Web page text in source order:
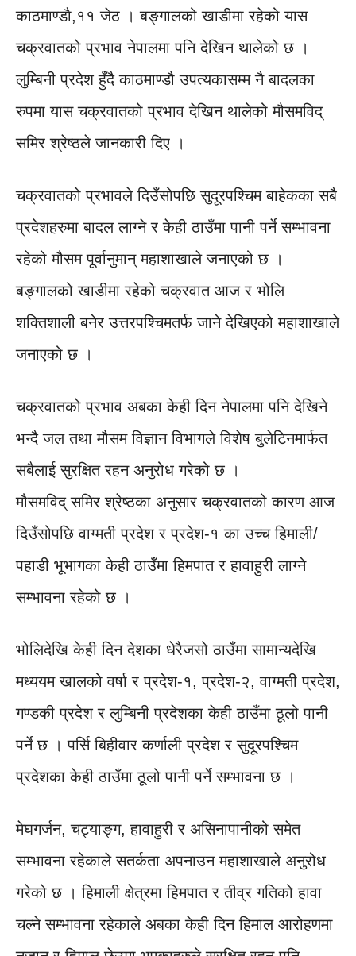
काठमाण्डाै,११ जेठ । बङ्गालको खाडीमा रहेको यास
चक्रवातको प्रभाव नेपालमा पनि देखिन थालेको छ ।
लुम्बिनी प्रदेश हुँदै काठमाण्डौ उपत्यकासम्म नै बादलका
रुपमा यास चक्रवातको प्रभाव देखिन थालेको मौसमविद्
समिर श्रेष्ठले जानकारी दिए ।
चक्रवातको प्रभावले दिउँसोपछि सुदूरपश्चिम बाहेकका सबै
प्रदेशहरुमा बादल लाग्ने र केही ठाउँमा पानी पर्ने सम्भावना
रहेको मौसम पूर्वानुमान् महाशाखाले जनाएको छ ।
बङ्गालको खाडीमा रहेको चक्रवात आज र भोलि
शक्तिशाली बनेर उत्तरपश्चिमतर्फ जाने देखिएको महाशाखाले
जनाएको छ ।
चक्रवातको प्रभाव अबका केही दिन नेपालमा पनि देखिने
भन्दै जल तथा मौसम विज्ञान विभागले विशेष बुलेटिनमार्फत
सबैलाई सुरक्षित रहन अनुरोध गरेको छ ।
मौसमविद् समिर श्रेष्ठका अनुसार चक्रवातको कारण आज
दिउँसोपछि वाग्मती प्रदेश र प्रदेश-१ का उच्च हिमाली/
पहाडी भूभागका केही ठाउँमा हिमपात र हावाहुरी लाग्ने
सम्भावना रहेको छ ।
भोलिदेखि केही दिन देशका धेरैजसो ठाउँमा सामान्यदेखि
मध्ययम खालको वर्षा र प्रदेश-१, प्रदेश-२, वाग्मती प्रदेश,
गण्डकी प्रदेश र लुम्बिनी प्रदेशका केही ठाउँमा ठूलो पानी
पर्ने छ । पर्सि बिहीवार कर्णाली प्रदेश र सुदूरपश्चिम
प्रदेशका केही ठाउँमा ठूलो पानी पर्ने सम्भावना छ ।
मेघगर्जन, चट्याङ्ग, हावाहुरी र असिनापानीको समेत
सम्भावना रहेकाले सतर्कता अपनाउन महाशाखाले अनुरोध
गरेको छ । हिमाली क्षेत्रमा हिमपात र तीव्र गतिको हावा
चल्ने सम्भावना रहेकाले अबका केही दिन हिमाल आरोहणमा